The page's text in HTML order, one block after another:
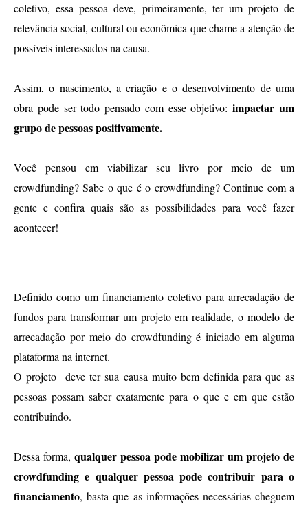
coletivo, essa pessoa deve, primeiramente, ter um projeto de
relevância social, cultural ou econômica que chame a atenção de
possíveis interessados na causa.
Assim, o nascimento, a criação e o desenvolvimento de uma
obra pode ser todo pensado com esse objetivo: impactar um
grupo de pessoas positivamente.
Você pensou em viabilizar seu livro por meio de um
crowdfunding? Sabe o que é o crowdfunding? Continue com a
gente e confira quais são as possibilidades para você fazer
acontecer!
Definido como um financiamento coletivo para arrecadação de
fundos para transformar um projeto em realidade, o modelo de
arrecadação por meio do crowdfunding é iniciado em alguma
plataforma na internet.
O projeto  deve ter sua causa muito bem definida para que as
pessoas possam saber exatamente para o que e em que estão
contribuindo.
Dessa forma, qualquer pessoa pode mobilizar um projeto de
crowdfunding e qualquer pessoa pode contribuir para o
financiamento, basta que as informações necessárias cheguem